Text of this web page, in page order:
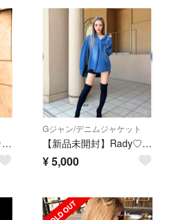
Rady・デニムジャケット・ブルー
Gジャン/デニムジャケット
【新品未開封】Rady♡デニムオーバーシャツ
¥5,000